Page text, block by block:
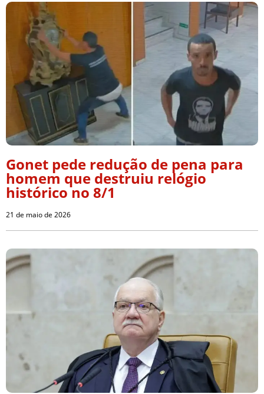
Gonet pede redução de pena para
homem que destruiu relógio
histórico no 8/1
21 de maio de 2026